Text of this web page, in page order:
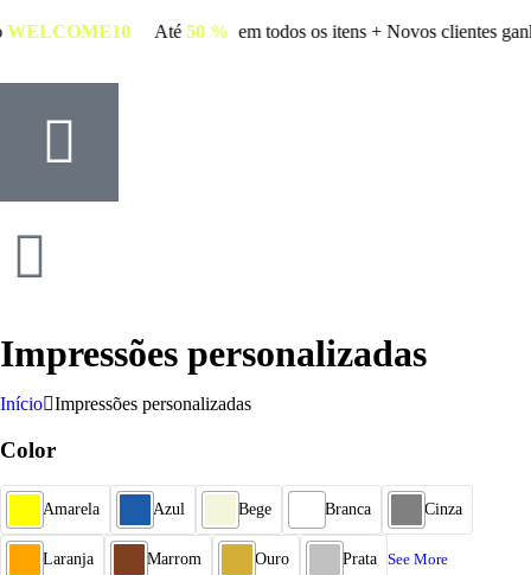
WELCOME10Até 50 %em todos os itens + Novos clientes
Impressões personalizadas
Início Impressões personalizadas
Color
Amarela Azul Bege Branca Cinza
Laranja Marrom Ouro Prata See More